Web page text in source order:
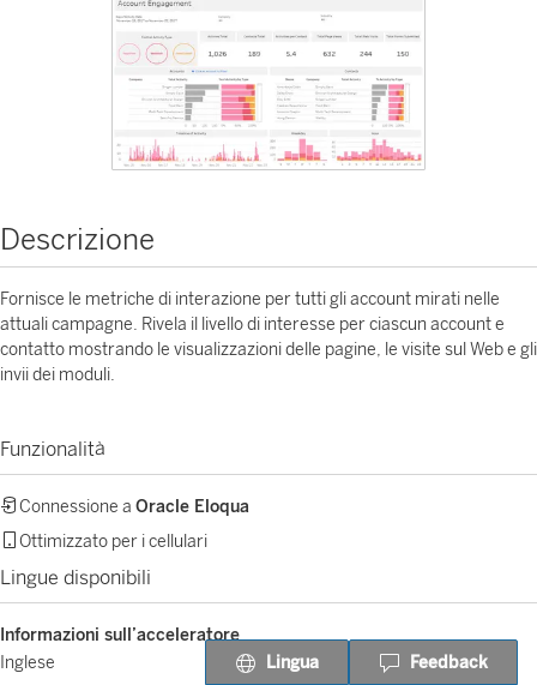
Descrizione
Fornisce le metriche di interazione per tutti gli account mirati nelle
attuali campagne. Rivela il livello di interesse per ciascun account e
contatto mostrando le visualizzazioni delle pagine, le visite sul Web e gli
invii dei moduli.
Funzionalità
Connessione a Oracle Eloqua
Ottimizzato per i cellulari
Lingue disponibili
Informazioni sull’acceleratore
Inglese
Lingua Feedback